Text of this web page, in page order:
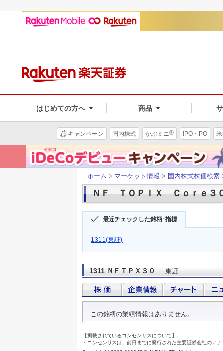
はじめての方へ 商品
キャンペーン 国内株式 かぶミニ® IPO・PO
ホーム > マーケット情報 > 国内株式株価検索
ＮＦ ＴＯＰＩＸ Ｃｏｒｅ３
最近チェックした銘柄･指標
1311(東証)
1311 ＮＦＴＰＸ３０ 東証